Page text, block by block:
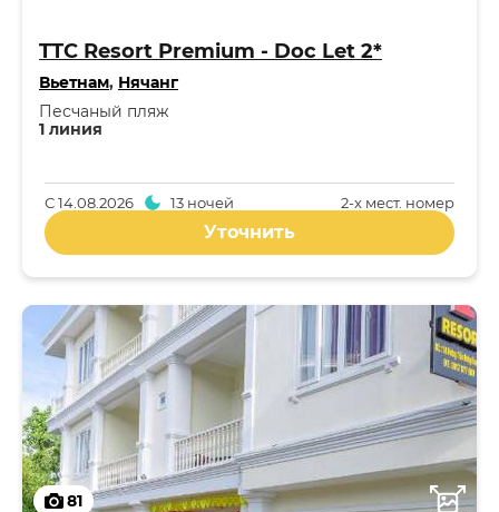
TTC Resort Premium - Doc Let 2*
Вьетнам, Нячанг
1 линия
Песчаный пляж
2-x мест. номер
С14.08.2026 13 ночей
Уточнить
81